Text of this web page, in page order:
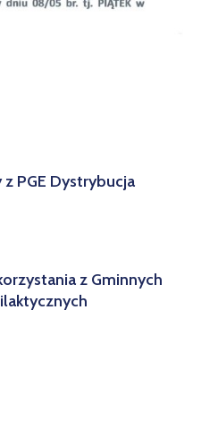
PGE Dystrybucja
z Gminnych